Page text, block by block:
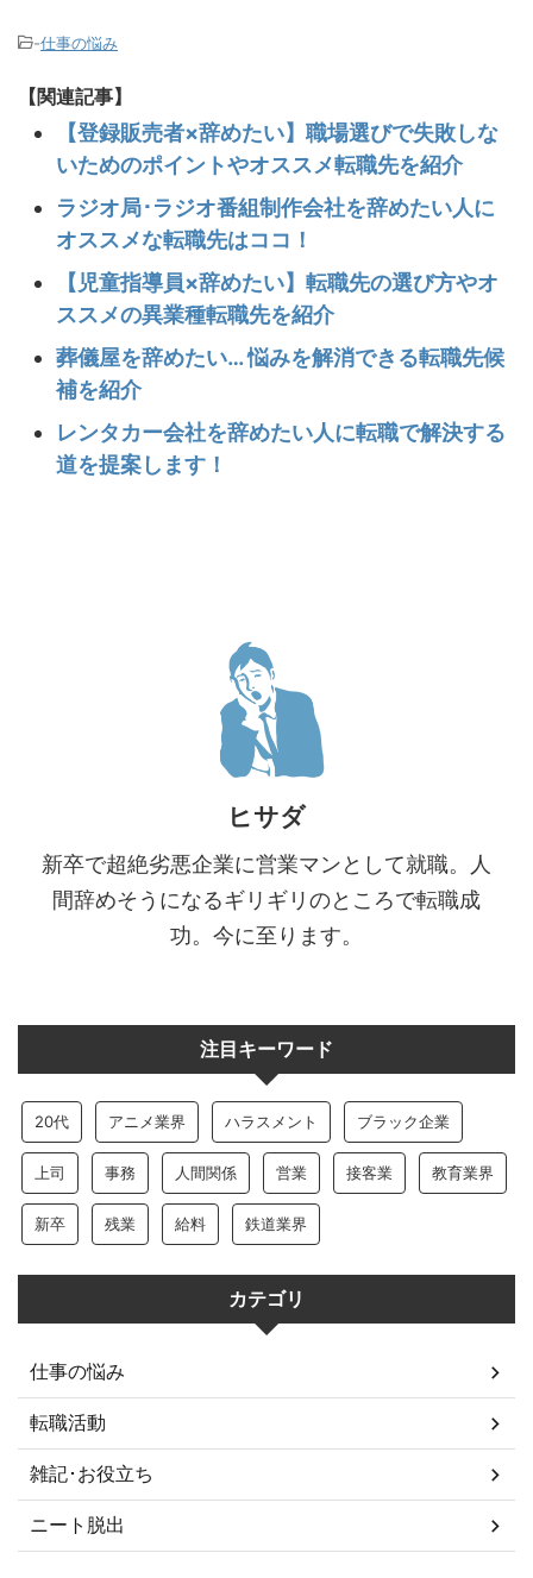
-仕事の悩み
【関連記事】
【登録販売者×辞めたい】職場選びで失敗しな
いためのポイントやオススメ転職先を紹介
ラジオ局･ラジオ番組制作会社を辞めたい人に
オススメな転職先はココ！
【児童指導員×辞めたい】転職先の選び方やオ
ススメの異業種転職先を紹介
葬儀屋を辞めたい… 悩みを解消できる転職先候
補を紹介
レンタカー会社を辞めたい人に転職で解決する
道を提案します！
ヒサダ
新卒で超絶劣悪企業に営業マンとして就職。人
間辞めそうになるギリギリのところで転職成
功。今に至ります。
注目キーワード
20代 アニメ業界 ハラスメント ブラック企業
上司 事務 人間関係 営業 接客業 教育業界
新卒 残業 給料 鉄道業界
カテゴリ
仕事の悩み
転職活動
雑記･お役立ち
ニート脱出